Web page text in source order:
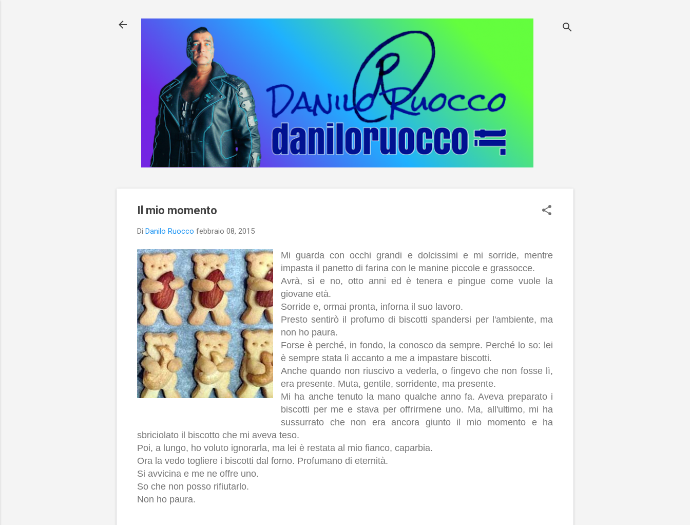
Il mio momento
Di Danilo Ruocco febbraio 08, 2015
Mi guarda con occhi grandi e dolcissimi e mi sorride, mentre
impasta il panetto di farina con le manine piccole e grassocce.
Avrà, sì e no, otto anni ed è tenera e pingue come vuole la
giovane età.
Sorride e, ormai pronta, inforna il suo lavoro.
Presto sentirò il profumo di biscotti spandersi per l'ambiente, ma
non ho paura.
Forse è perché, in fondo, la conosco da sempre. Perché lo so: lei
è sempre stata lì accanto a me a impastare biscotti.
Anche quando non riuscivo a vederla, o fingevo che non fosse lì,
era presente. Muta, gentile, sorridente, ma presente.
Mi ha anche tenuto la mano qualche anno fa. Aveva preparato i
biscotti per me e stava per offrirmene uno. Ma, all'ultimo, mi ha
sussurrato che non era ancora giunto il mio momento e ha
sbriciolato il biscotto che mi aveva teso.
Poi, a lungo, ho voluto ignorarla, ma lei è restata al mio fianco, caparbia.
Ora la vedo togliere i biscotti dal forno. Profumano di eternità.
Si avvicina e me ne offre uno.
So che non posso rifiutarlo.
Non ho paura.